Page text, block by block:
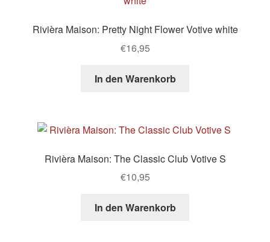
Rivièra Maison: Pretty Night Flower Votive white
€16,95
In den Warenkorb
Rivièra Maison: The Classic Club Votive S
€10,95
In den Warenkorb